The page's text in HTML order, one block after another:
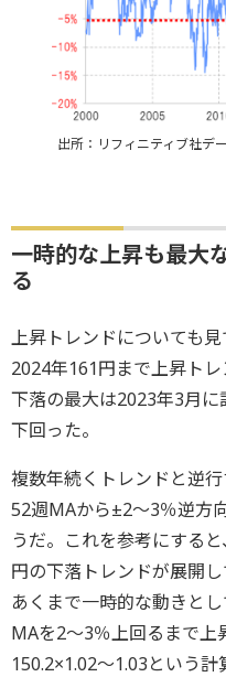
出所：リフィニティブ社デ
一時的な上昇も最大
る
上昇トレンドについても
2024年161円まで上昇ト
下落の最大は2023年3月
下回った。
複数年続くトレンドと逆
52週MAから±2～3％逆方
うだ。これを参考にする
円の下落トレンドが展開
あくまで一時的な動きと
MAを2～3％上回るまで上
150.2×1.02～1.03という